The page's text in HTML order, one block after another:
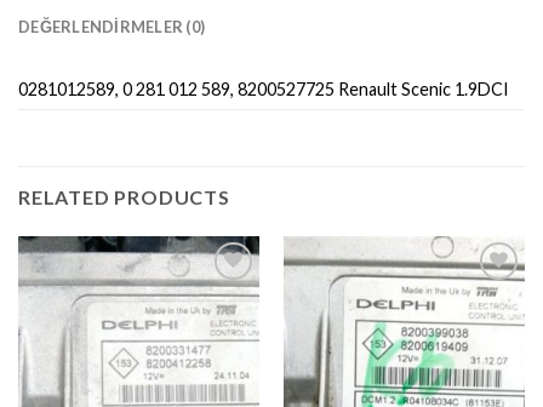
DEĞERLENDIRMELER (0)
0281012589, 0 281 012 589, 8200527725 Renault Scenic 1.9DCI
RELATED PRODUCTS
İstek
Listeme
Ekle
Listeme
Ekle